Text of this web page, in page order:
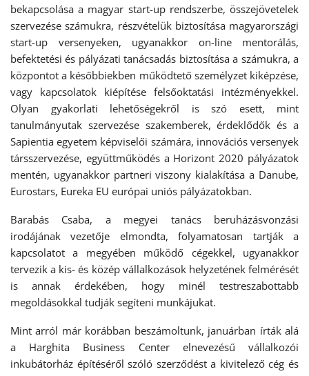
bekapcsolása a magyar start-up rendszerbe, összejövetelek
szervezése számukra, részvételük biztosítása magyarországi
start-up versenyeken, ugyanakkor on-line mentorálás,
befektetési és pályázati tanácsadás biztosítása a számukra, a
központot a későbbiekben működtető személyzet kiképzése,
vagy kapcsolatok kiépítése felsőoktatási intézményekkel.
Olyan gyakorlati lehetőségekről is szó esett, mint
tanulmányutak szervezése szakemberek, érdeklődők és a
Sapientia egyetem képviselői számára, innovációs versenyek
társszervezése, együttműködés a Horizont 2020 pályázatok
mentén, ugyanakkor partneri viszony kialakítása a Danube,
Eurostars, Eureka EU európai uniós pályázatokban.
Barabás Csaba, a megyei tanács beruházásvonzási
irodájának vezetője elmondta, folyamatosan tartják a
kapcsolatot a megyében működő cégekkel, ugyanakkor
tervezik a kis- és közép vállalkozások helyzetének felmérését
is annak érdekében, hogy minél testreszabottabb
megoldásokkal tudják segíteni munkájukat.
Mint arról már korábban beszámoltunk, januárban írták alá
a Harghita Business Center elnevezésű vállalkozói
inkubátorház építéséről szóló szerződést a kivitelező cég és